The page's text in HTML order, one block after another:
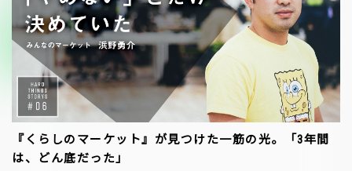
『くらしのマーケット』が見つけた一筋の光。「3年間
は、どん底だった」